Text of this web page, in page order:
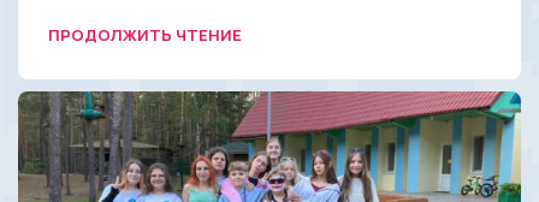
ПРОДОЛЖИТЬ ЧТЕНИЕ